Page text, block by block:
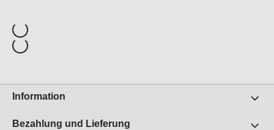
Information
Bezahlung und Lieferung